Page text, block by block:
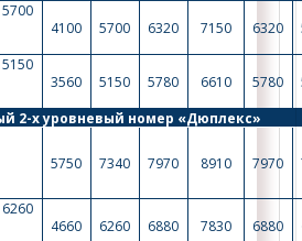
5700
4100
5700 6320 7150 6320
5150
3560
5150 5780 6610 5780
2-х уровневый номер «Дюплекс»
5750 7340 7970 8910 7970
6260
4660
6260 6880 7830 6880